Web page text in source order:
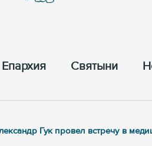
Епархия Cвятыни
Гук провел встречу в